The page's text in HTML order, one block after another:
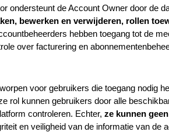
ondersteunt de Account Owner door de
bewerken en verwijderen, rollen
hebben toegang tot de
over facturering en
voor gebruikers die toegang nodig
rol kunnen gebruikers door alle
controleren. Echter, ze kunnen geen
en veiligheid van de informatie van de